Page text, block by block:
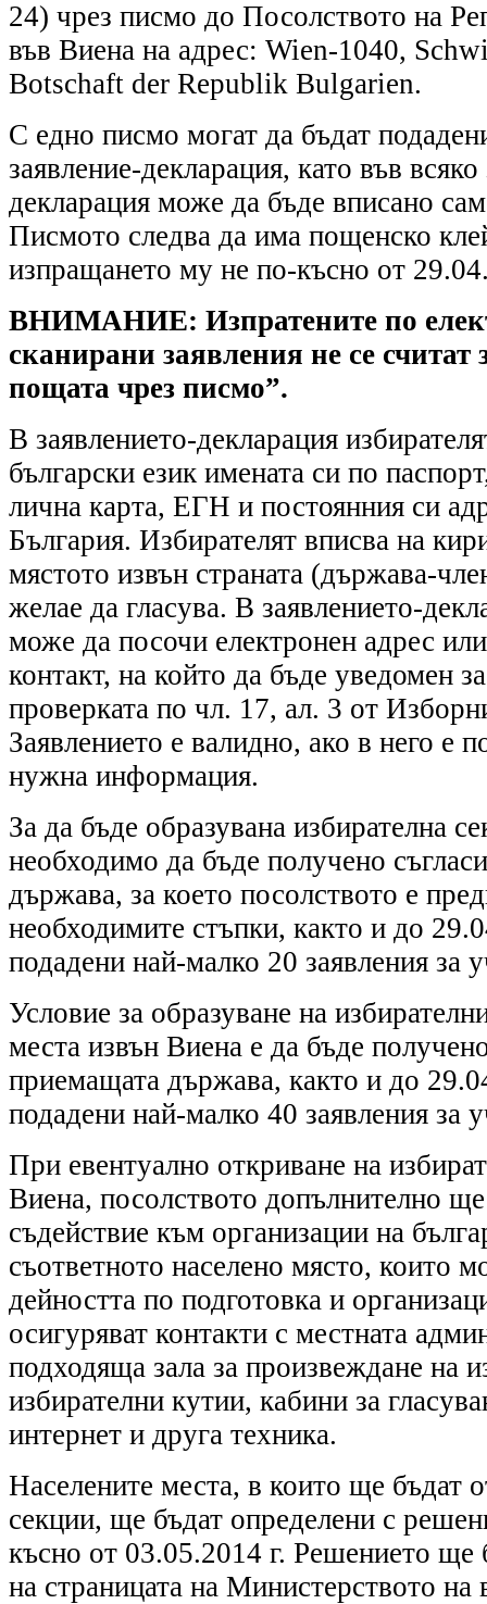
24) чрез писмо до Посолството на
във Виена на адрес: Wien-1040,
Botschaft der Republik Bulgarien.
С едно писмо могат да бъдат
заявление-декларация, като във всяко
декларация може да бъде вписано
Писмото следва да има пощенско
изпращането му не по-късно от
ВНИМАНИЕ: Изпратените по
сканирани заявления не се считат
пощата чрез писмо”.
В заявлението-декларация
български език имената си по
лична карта, ЕГН и постоянния си
България. Избирателят вписва на
мястото извън страната (държава-
желае да гласува. В заявлението-
може да посочи електронен адрес
контакт, на който да бъде уведомен
проверката по чл. 17, ал. 3 от
Заявлението е валидно, ако в него е
нужна информация.
За да бъде образувана избирателна
необходимо да бъде получено
държава, за което посолството е
необходимите стъпки, както и до
подадени най-малко 20 заявления за
Условие за образуване на
места извън Виена е да бъде
приемащата държава, както и до
подадени най-малко 40 заявления за
При евентуално откриване на
Виена, посолството допълнително
съдействие към организации на
съответното населено място, които
дейността по подготовка и
осигуряват контакти с местната
подходяща зала за произвеждане на
избирателни кутии, кабини за
интернет и друга техника.
Населените места, в които ще бъдат
секции, ще бъдат определени с
късно от 03.05.2014 г. Решението ще
на страницата на Министерството